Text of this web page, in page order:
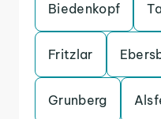
Biedenkopf
Fritzlar
Grunberg